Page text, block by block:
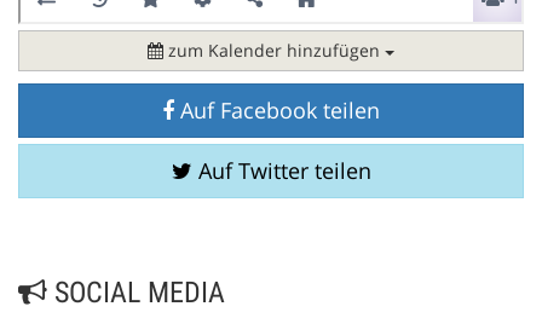
zum Kalender hinzufügen
Auf Facebook teilen
Auf Twitter teilen
SOCIAL MEDIA